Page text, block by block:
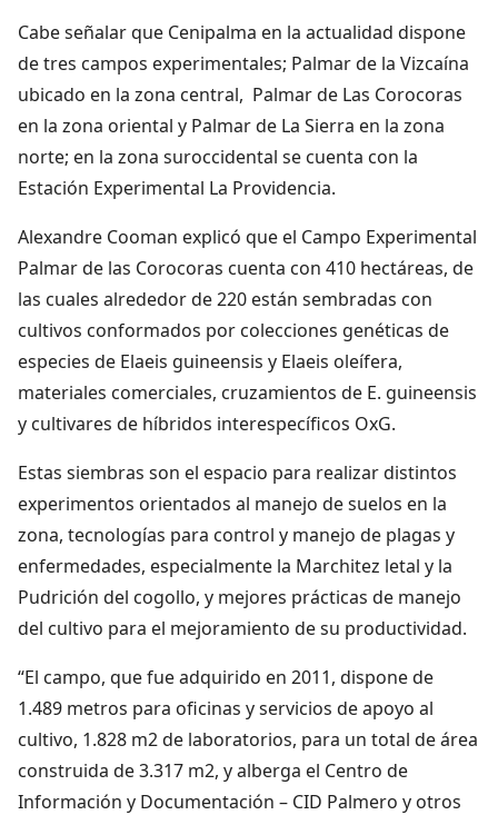
Cabe señalar que Cenipalma en la actualidad dispone
de tres campos experimentales; Palmar de la Vizcaína
ubicado en la zona central, Palmar de Las Corocoras
en la zona oriental y Palmar de La Sierra en la zona
norte; en la zona suroccidental se cuenta con la
Estación Experimental La Providencia.
Alexandre Cooman explicó que el Campo Experimental
Palmar de las Corocoras cuenta con 410 hectáreas, de
las cuales alrededor de 220 están sembradas con
cultivos conformados por colecciones genéticas de
especies de Elaeis guineensis y Elaeis oleífera,
materiales comerciales, cruzamientos de E. guineensis
y cultivares de híbridos interespecíficos OxG.
Estas siembras son el espacio para realizar distintos
experimentos orientados al manejo de suelos en la
zona, tecnologías para control y manejo de plagas y
enfermedades, especialmente la Marchitez letal y la
Pudrición del cogollo, y mejores prácticas de manejo
del cultivo para el mejoramiento de su productividad.
“El campo, que fue adquirido en 2011, dispone de
1.489 metros para oficinas y servicios de apoyo al
cultivo, 1.828 m2 de laboratorios, para un total de área
construida de 3.317 m2, y alberga el Centro de
Información y Documentación – CID Palmero y otros